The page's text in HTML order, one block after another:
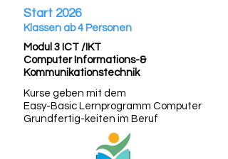
Start 2026
Klassen ab 4 Personen
Modul 3 ICT /IKT
Computer Informations-&
Kommunikationstechnik
Kurse geben mit dem
Easy-Basic Lernprogramm Computer
Grundfertig-keiten im Beruf